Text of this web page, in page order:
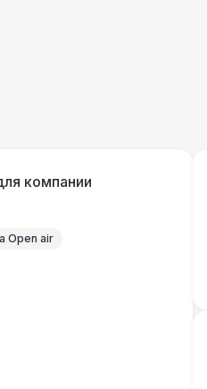
компании
Open air